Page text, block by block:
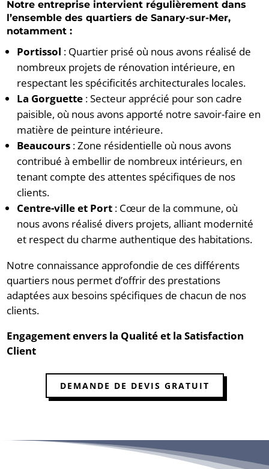
Notre entreprise intervient régulièrement dans
l’ensemble des quartiers de Sanary-sur-Mer,
notamment :
Portissol : Quartier prisé où nous avons réalisé de
nombreux projets de rénovation intérieure, en
respectant les spécificités architecturales locales.
La Gorguette :Secteur apprécié pour son cadre
paisible, où nous avons apporté notre savoir-faire en
matière de peinture intérieure.
Beaucours :Zone résidentielle où nous avons
contribué à embellir de nombreux intérieurs, en
tenant compte des attentes spécifiques de nos
clients.
Centre-ville et Port : Cœur de la commune, où
nous avons réalisé divers projets, alliant modernité
et respect du charme authentique des habitations.
Notre connaissance approfondie de ces différents
quartiers nous permet d’offrir des prestations
adaptées aux besoins spécifiques de chacun de nos
clients.
Engagement envers la Qualité et la Satisfaction
Client
DEMANDE DE DEVIS GRATUIT